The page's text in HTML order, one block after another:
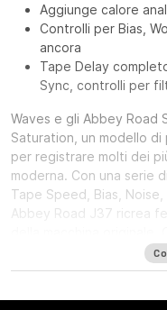
Aggiunge calore
Controlli per Bias,
ancora
Tape Delay
Sync, controlli per
Waves e gli Abbey Road
Saturation, un modello
per registrare molti dei
moderna. Con una serie
Tape Speed, Bias,
Abbey Road J37 ricrea
modellate tre formule
appositamente dalla EMI